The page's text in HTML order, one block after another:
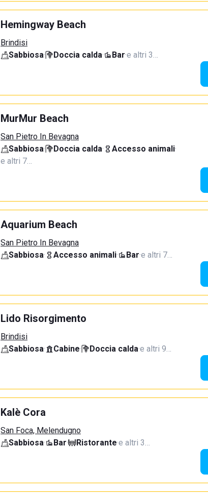
Hemingway Beach
Brindisi
Sabbiosa· Doccia calda· Bar·e altri 3…
MurMur Beach
San Pietro In Bevagna
Sabbiosa· Doccia calda· Accesso animali·
e altri 7…
Aquarium Beach
San Pietro In Bevagna
Sabbiosa· Accesso animali· Bar·e altri 7…
Lido Risorgimento
Brindisi
Sabbiosa· Cabine· Doccia calda·e altri 9…
Kalè Cora
San Foca, Melendugno
Sabbiosa· Bar· Ristorante·e altri 3…